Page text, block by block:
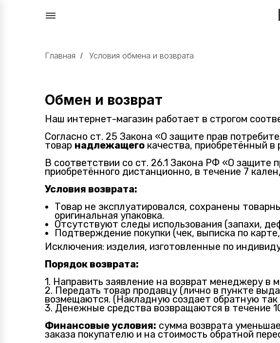
Главная / Условия обмена и возврата
Обмен и возврат
Наш интернет-магазин работает в строгом
Согласно ст. 25 Закона «О защите прав
товар надлежащего качества, приобретённый в
В соответствии со ст. 26.1 Закона РФ «О защите
приобретённого дистанционно, в течение 7
Условия возврата:
Товар не эксплуатировался, сохранены
оригинальная упаковка.
Отсутствуют следы использования (запахи,
Подтверждение покупки (чек, выписка по
Исключения: изделия, изготовленные по
Порядок возврата:
1. Направить заявление на возврат менеджеру в
2. Передать товар продавцу (лично в пункте
возмещаются. (Накладную создает обратную
3. Денежные средства возвращаются в течение
Финансовые условия: сумма возврата
заказа покупателю и на стоимость обратной